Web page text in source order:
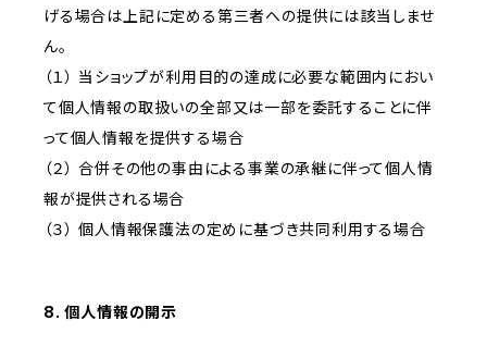
げる場合は上記に定める第三者への提供には該当しませ
ん。
（１） 当ショップが利用目的の達成に必要な範囲内におい
て個人情報の取扱いの全部又は一部を委託することに伴
って個人情報を提供する場合
（２） 合併その他の事由による事業の承継に伴って個人情
報が提供される場合
（３） 個人情報保護法の定めに基づき共同利用する場合
8. 個人情報の開示